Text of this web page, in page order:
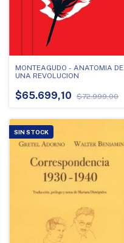
MONTEAGUDO - ANATOMIA DE
UNA REVOLUCION
$65.699,10 $72.999,00
SIN STOCK